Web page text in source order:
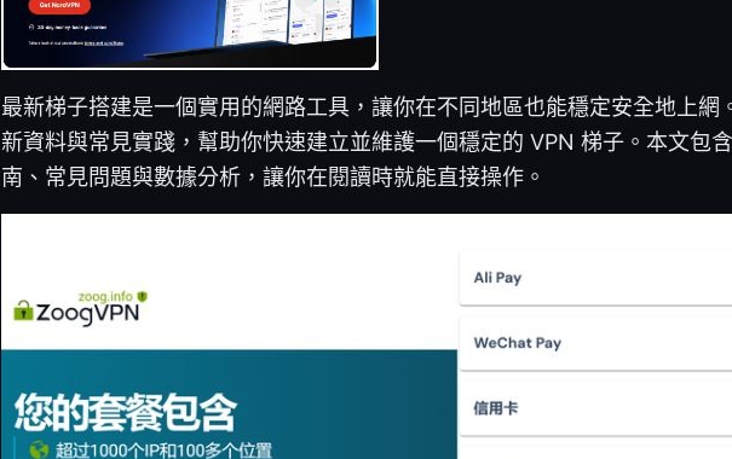
最新梯子搭建是一個實用的網路工具，讓你在不同地區也能穩定安全地上網
新資料與常見實踐，幫助你快速建立並維護一個穩定的 VPN 梯子。本文包
南、常見問題與數據分析，讓你在閱讀時就能直接操作。